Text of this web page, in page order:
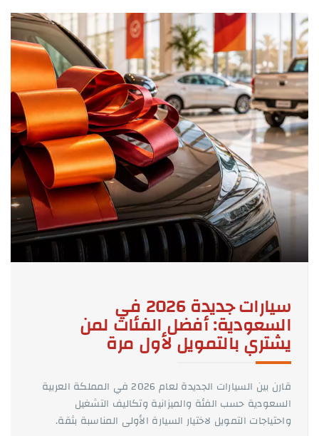
سيارات جديدة 2026 في
السعودية: أفضل الفئات لمن
يشتري بالتمويل لأول مرة
قارن بين السيارات الجديدة لعام 2026 في المملكة العربية
السعودية حسب الفئة والميزانية وتكاليف التشغيل
واحتياجات التمويل لاختيار السيارة الأولى المناسبة بثقة.